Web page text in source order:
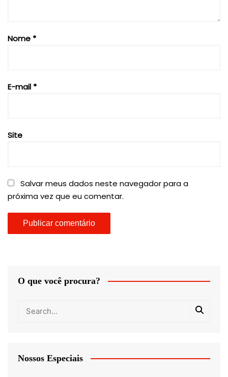
Nome *
E-mail *
Site
Salvar meus dados neste navegador para a
próxima vez que eu comentar.
O que você procura?
Nossos Especiais